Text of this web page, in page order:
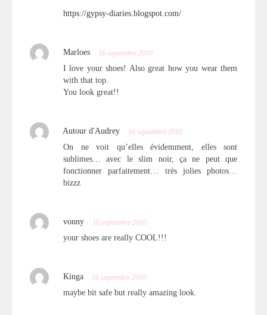
https://gypsy-diaries.blogspot.com/
Marloes 16 septembre 2010
I love your shoes! Also great how you wear them
with that top.
You look great!!
Autour d'Audrey 16 septembre 2010
On ne voit qu’elles évidemment, elles sont
sublimes… avec le slim noir, ça ne peut que
fonctionner parfaitement… très jolies photos…
bizzz
vonny 16 septembre 2010
your shoes are really COOL!!!
Kinga 16 septembre 2010
maybe bit safe but really amazing look.